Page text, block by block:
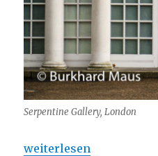
Serpentine Gallery, London
„Serpentine Galleries –
weiterlesen